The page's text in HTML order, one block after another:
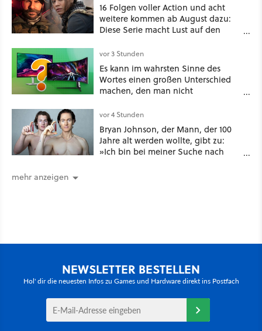
16 Folgen voller Action und acht
weitere kommen ab August dazu:
Diese Serie macht Lust auf den
vor 3 Stunden
Es kann im wahrsten Sinne des
Wortes einen großen Unterschied
machen, den man nicht
Seitenverhältnis seid ihr unterwegs?
vor 4 Stunden
Bryan Johnson, der Mann, der 100
Jahre alt werden wollte, gibt zu:
»Ich bin bei meiner Suche nach
mehr anzeigen
NEWSLETTER BESTELLEN
Hol' dir die neuesten Infos zu Games und Hardware direkt ins Postfach